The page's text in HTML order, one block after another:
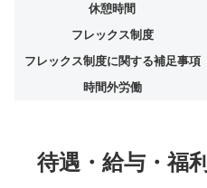
休憩時間
フレックス制度
フレックス制度に関する補足事項
時間外労働
待遇・給与・福